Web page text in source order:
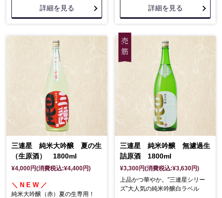
詳細を見る 詳細を見る
三連星 純米大吟醸 夏の生
（生原酒） 1800ml
¥4,000円(消費税込:¥4,400円)
＼ N E W ／
純米大吟醸（赤）夏の生専用！
三連星 純米吟醸 無濾過生
詰原酒 1800ml
¥3,300円(消費税込:¥3,630円)
上品かつ華やか。”三連星シリー
ズ”大人気の純米吟醸白ラベル